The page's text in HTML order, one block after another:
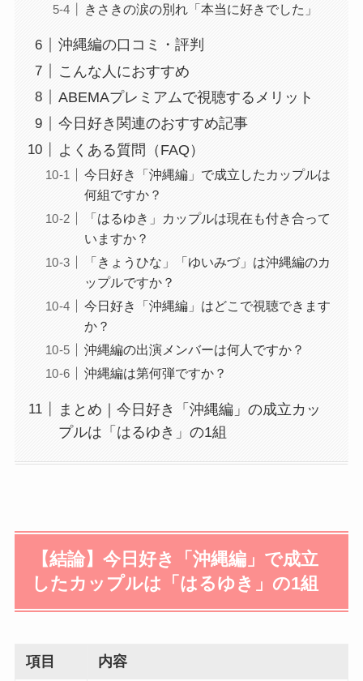
きさきの涙の別れ「本当に好きでした」
沖縄編の口コミ・評判
こんな人におすすめ
ABEMAプレミアムで視聴するメリット
今日好き関連のおすすめ記事
よくある質問（FAQ）
今日好き「沖縄編」で成立したカップルは
何組ですか？
「はるゆき」カップルは現在も付き合って
いますか？
「きょうひな」「ゆいみづ」は沖縄編のカ
ップルですか？
今日好き「沖縄編」はどこで視聴できます
か？
沖縄編の出演メンバーは何人ですか？
沖縄編は第何弾ですか？
まとめ｜今日好き「沖縄編」の成立カッ
プルは「はるゆき」の1組
【結論】今日好き「沖縄編」で成立
したカップルは「はるゆき」の1組
項目 内容